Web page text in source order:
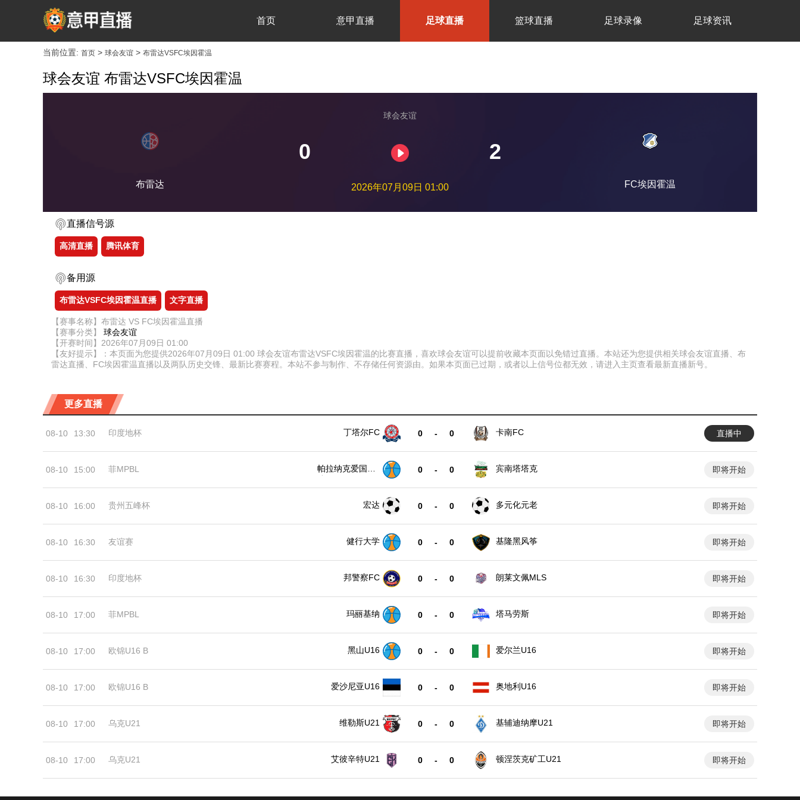
首页 意甲直播 足球直播 篮球直播 足球录像 足球资讯
当前位置: 首页 > 球会友谊 > 布雷达VSFC埃因霍温
球会友谊 布雷达VSFC埃因霍温
布雷达
球会友谊
0 2
2026年07月09日 01:00 FC埃因霍温
直播信号源
高清直播 腾讯体育
备用源
布雷达VSFC埃因霍温直播 文字直播
【赛事名称】布雷达 VS FC埃因霍温直播
【赛事分类】 球会友谊
【开赛时间】2026年07月09日 01:00
【友好提示】：本页面为您提供2026年07月09日 01:00 球会友谊布雷达VSFC埃因霍温的比赛直播，喜欢球会友谊可以提前收藏本页面以免错过直播。本站还为您提供相关球会友谊直播、布
雷达直播、FC埃因霍温直播以及两队历史交锋、最新比赛赛程。本站不参与制作、不存储任何资源由。如果本页面已过期，或者以上信号位都无效，请进入主页查看最新直播新号。
更多直播
08-10 13:30 印度地杯 丁塔尔FC 0 - 0 卡南FC 直播中
08-10 15:00 菲MPBL
帕拉纳克爱国者
0 - 0 宾南塔塔克 即将开始
08-10 16:00 贵州五峰杯 宏达 0 - 0 多元化元老 即将开始
08-10 16:30 友谊赛 健行大学 0 - 0 基隆黑风筝 即将开始
08-10 16:30 印度地杯 邦警察FC 0 - 0 朗莱文佩MLS 即将开始
08-10 17:00 菲MPBL 玛丽基纳 0 - 0 塔马劳斯 即将开始
08-10 17:00 欧锦U16 B 黑山U16 0 - 0 爱尔兰U16 即将开始
08-10 17:00 欧锦U16 B 爱沙尼亚U16 0 - 0 奥地利U16 即将开始
08-10 17:00 乌克U21 维勒斯U21 0 - 0 基辅迪纳摩U21 即将开始
08-10 17:00 乌克U21 艾彼辛特U21 0 - 0 顿涅茨克矿工U21 即将开始